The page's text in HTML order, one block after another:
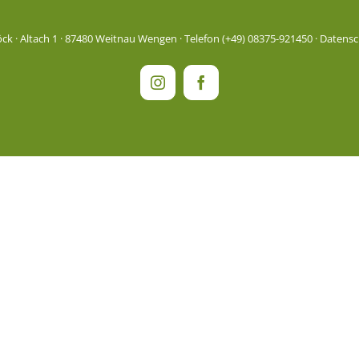
· Altach 1 · 87480 Weitnau Wengen · Telefon (+49) 08375-921450 ·
InstagramFacebook